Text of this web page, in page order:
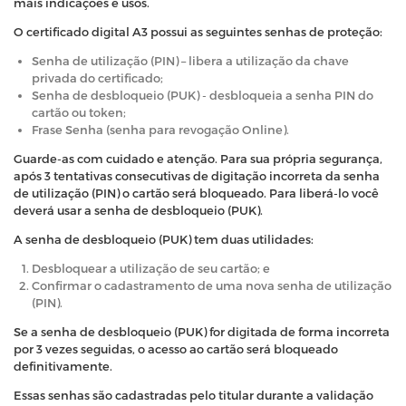
O certificado digital A3 possui as seguintes senhas de proteção:
Senha de utilização (PIN) – libera a utilização da chave
privada do certificado;
Senha de desbloqueio (PUK) - desbloqueia a senha PIN do
cartão ou token;
Frase Senha (senha para revogação Online).
Guarde-as com cuidado e atenção. Para sua própria segurança,
após 3 tentativas consecutivas de digitação incorreta da senha
de utilização (PIN) o cartão será bloqueado. Para liberá-lo você
deverá usar a senha de desbloqueio (PUK).
A senha de desbloqueio (PUK) tem duas utilidades:
Desbloquear a utilização de seu cartão; e
Confirmar o cadastramento de uma nova senha de utilização
(PIN).
Se a senha de desbloqueio (PUK) for digitada de forma incorreta
por 3 vezes seguidas, o acesso ao cartão será bloqueado
definitivamente.
Essas senhas são cadastradas pelo titular durante a validação